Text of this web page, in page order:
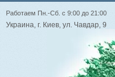
Работаем Пн.-Сб. с 9:00 до 21:00
Украина, г. Киев, ул. Чавдар, 9